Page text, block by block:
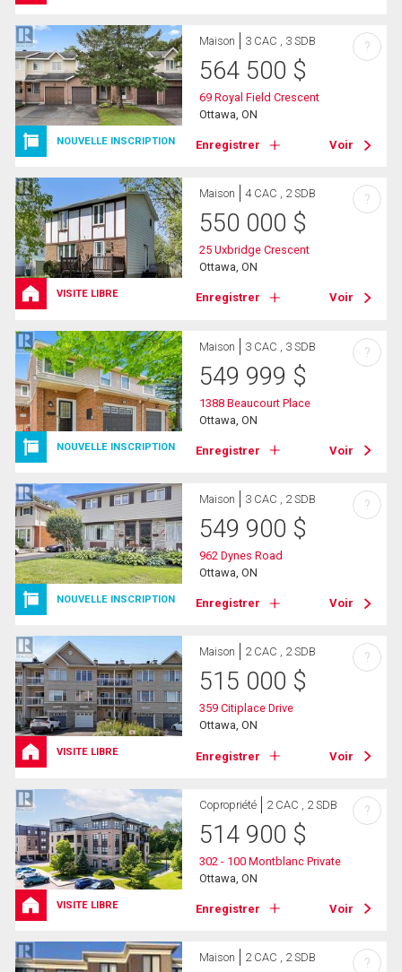
NOUVELLE INSCRIPTION
Maison 3 CAC , 3 SDB
564 500 $
69 Royal Field Crescent
Ottawa, ON
Enregistrer Voir
?
VISITE LIBRE
Maison 4 CAC , 2 SDB
550 000 $
25 Uxbridge Crescent
Ottawa, ON
Enregistrer Voir
?
NOUVELLE INSCRIPTION
Maison 3 CAC , 3 SDB
549 999 $
1388 Beaucourt Place
Ottawa, ON
Enregistrer Voir
?
NOUVELLE INSCRIPTION
Maison 3 CAC , 2 SDB
549 900 $
962 Dynes Road
Ottawa, ON
Enregistrer Voir
?
VISITE LIBRE
Maison 2 CAC , 2 SDB
515 000 $
359 Citiplace Drive
Ottawa, ON
Enregistrer Voir
?
VISITE LIBRE
Copropriété 2 CAC , 2 SDB
514 900 $
302 - 100 Montblanc Private
Ottawa, ON
Enregistrer Voir
?
Maison 2 CAC , 2 SDB ?